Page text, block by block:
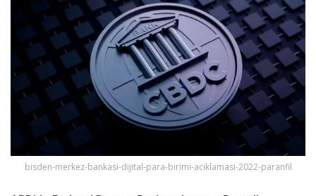
bisden-merkez-bankasi-dijital-para-birimi-aciklamasi-2022-paranfil